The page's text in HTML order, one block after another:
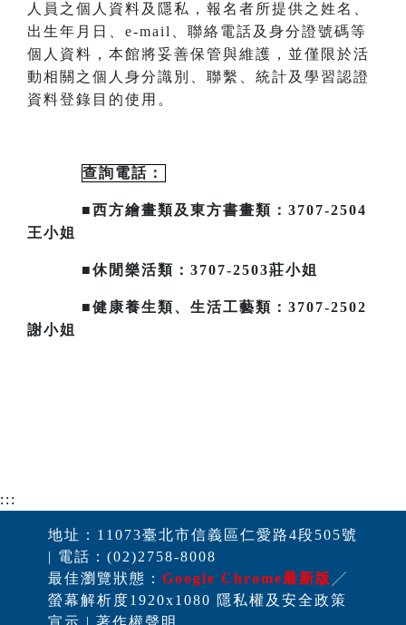
人員之個人資料及隱私，報名者所提供之姓名、
出生年月日、 e-mail
、聯絡電話及身分證號碼等
個人資料，本館將妥善保管與維護，並僅限於活
動相關之個人身分識別、聯繫、統計及 學習認證
資料登錄目的使用。
查詢電話：
■西方繪畫類及東方書畫類：3707-2504
王小姐
■休閒樂活類：3707-2503莊小姐
■健康養生類、生活工藝類：3707-2502
謝小姐
:::
地址：11073臺北市信義區仁愛路4段505號
| 電話：(02)2758-8008
最佳瀏覽狀態： Google Chrome最新版 ╱
螢幕解析度1920x1080 隱私權及安全政策